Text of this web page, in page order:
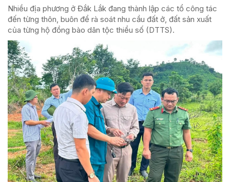
Nhiều địa phương ở Đắk Lắk đang thành lập các tổ công tác
đến từng thôn, buôn để rà soát nhu cầu đất ở, đất sản xuất
của từng hộ đồng bào dân tộc thiểu số (DTTS).